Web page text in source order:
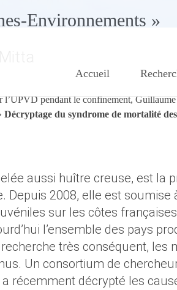
Environnements »
Accueil
l’UPVD pendant le confinement,
Décryptage du syndrome de mortalité
aussi huître creuse, est la
Depuis 2008, elle est soumise
sur les côtes
l’ensemble des pays
très conséquent, les
Un consortium de
récemment décrypté les